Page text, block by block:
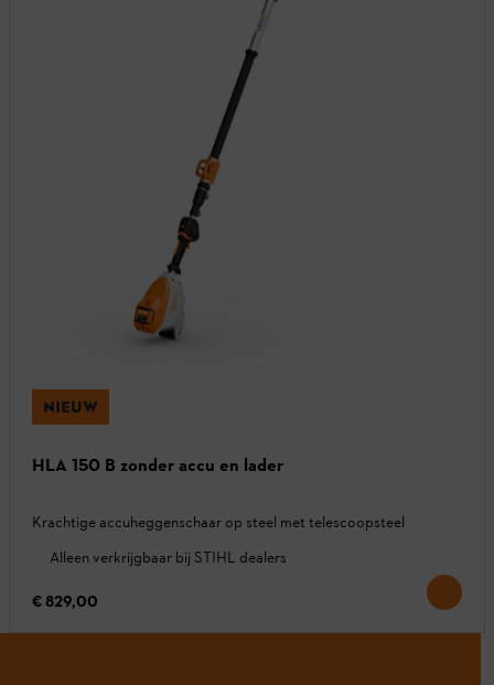
NIEUW
HLA 150 B zonder accu en lader
Krachtige accuheggenschaar op steel met telescoopsteel
Alleen verkrijgbaar bij STIHL dealers
€ 829,00